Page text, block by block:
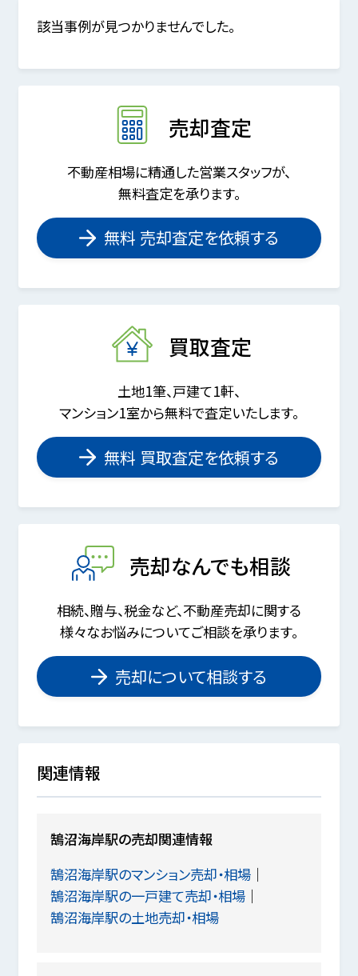
該当事例が見つかりませんでした。
売却査定
不動産相場に精通した営業スタッフが、
無料査定を承ります。
無料 売却査定を依頼する
買取査定
土地1筆、戸建て1軒、
マンション1室から無料で査定いたします。
無料 買取査定を依頼する
売却なんでも相談
相続、贈与、税金など、不動産売却に関する
様々なお悩みについてご相談を承ります。
売却について相談する
関連情報
鵠沼海岸駅の売却関連情報
鵠沼海岸駅のマンション売却・相場
鵠沼海岸駅の一戸建て売却・相場
鵠沼海岸駅の土地売却・相場